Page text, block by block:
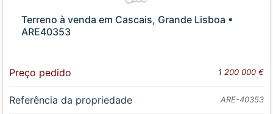
Terreno à venda em Cascais, Grande Lisboa •
ARE40353
Preço pedido 1 200 000 €
Referência da propriedade ARE-40353